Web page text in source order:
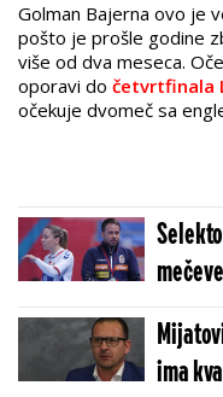
Golman Bajerna ovo je
pošto je prošle godine
više od dva meseca.
oporavi do četvrtfinala
očekuje dvomeč sa
vizu za
ima